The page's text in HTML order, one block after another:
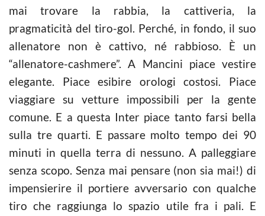
mai trovare la rabbia, la cattiveria, la
pragmaticità del tiro-gol. Perché, in fondo, il suo
allenatore non è cattivo, né rabbioso. È un
“allenatore-cashmere”. A Mancini piace vestire
elegante. Piace esibire orologi costosi. Piace
viaggiare su vetture impossibili per la gente
comune. E a questa Inter piace tanto farsi bella
sulla tre quarti. E passare molto tempo dei 90
minuti in quella terra di nessuno. A palleggiare
senza scopo. Senza mai pensare (non sia mai!) di
impensierire il portiere avversario con qualche
tiro che raggiunga lo spazio utile fra i pali. E